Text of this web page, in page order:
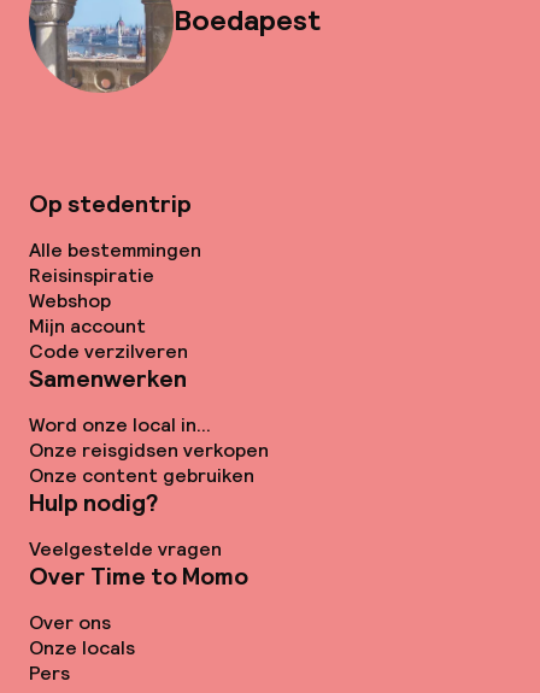
Boedapest
Op stedentrip
Alle bestemmingen
Reisinspiratie
Webshop
Mijn account
Code verzilveren
Samenwerken
Word onze local in...
Onze reisgidsen verkopen
Onze content gebruiken
Hulp nodig?
Veelgestelde vragen
Over Time to Momo
Over ons
Onze locals
Pers